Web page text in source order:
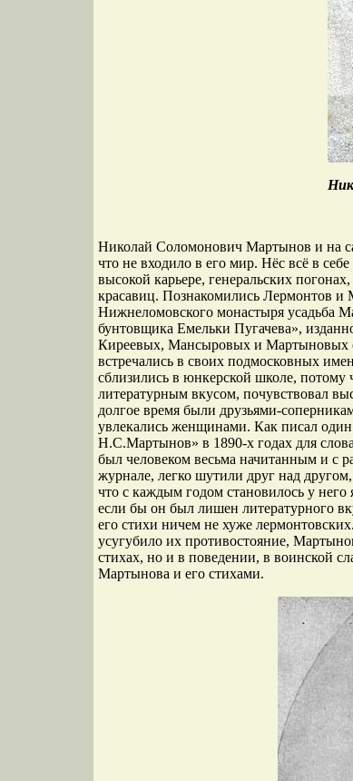
Николай Соломонович Мартынов и на
что не входило в его мир. Нёс всё в
высокой карьере, генеральских
красавиц. Познакомились Лермонтов и
Нижнеломовского монастыря усадьба
бунтовщика Емельки Пугачева»,
Киреевых, Мансыровых и Мартыновых
встречались в своих подмосковных
сблизились в юнкерской школе,
литературным вкусом, почувствовал
долгое время были друзьями-
увлекались женщинами. Как писал
Н.С.Мартынов» в 1890-х годах для
был человеком весьма начитанным и с
журнале, легко шутили друг над
что с каждым годом становилось у
если бы он был лишен литературного
его стихи ничем не хуже
усугубило их противостояние,
стихах, но и в поведении, в воинской
Мартынова и его стихами.